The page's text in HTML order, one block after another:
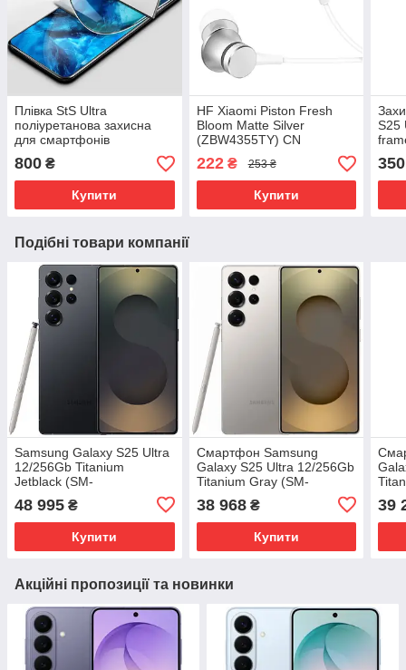
Плівка StS Ultra
поліуретанова захисна
для смартфонів
800 ₴
Купити
HF Xiaomi Piston Fresh
Bloom Matte Silver
(ZBW4355TY) CN
222₴ 253 ₴
Купити
S25
350
Подібні товари компанії
Samsung Galaxy S25 Ultra
12/256Gb Titanium
Jetblack (SM-
Adapter UA UCRF
48 995 ₴
Купити
Смартфон Samsung
Galaxy S25 Ultra 12/256Gb
Titanium Gray (SM-
Global version
38 968₴
Купити
39
Акційні пропозиції та новинки